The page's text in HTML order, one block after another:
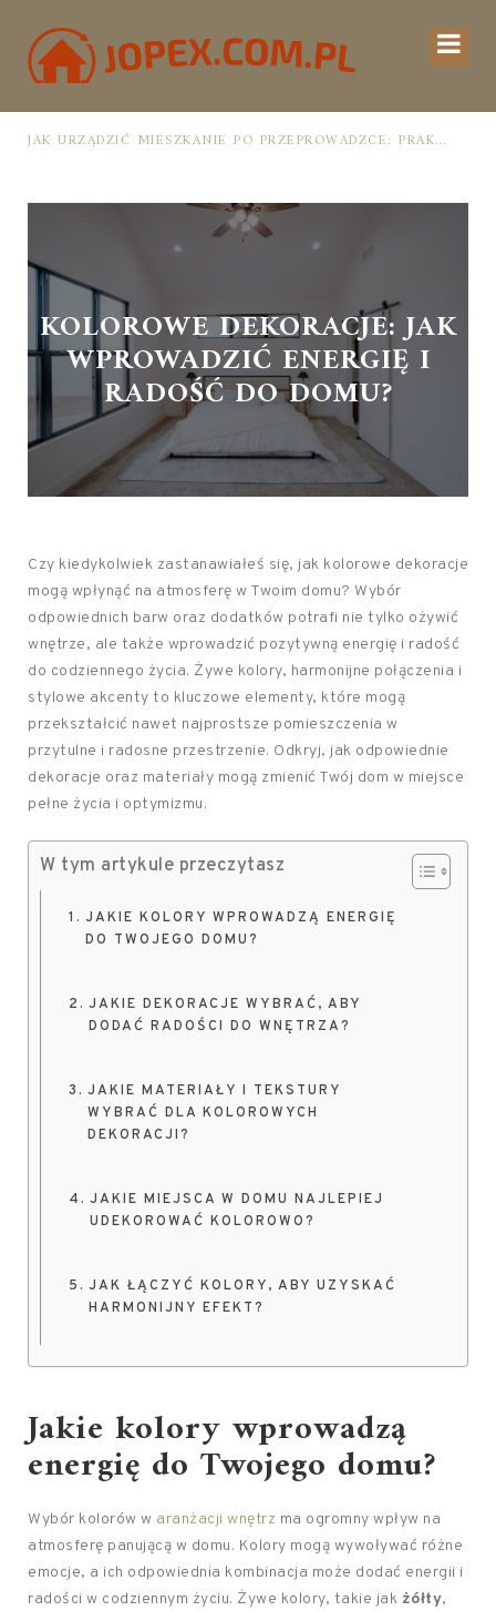
JAK URZĄDZIĆ MIESZKANIE PO PRZEPROWADZCE: PRAKTYCZNY PLAN OD ROZPAKOWANIA DO PRZYTULNEJ PRZESTRZENI
KOLOROWE DEKORACJE: JAK
WPROWADZIĆ ENERGIĘ I
RADOŚĆ DO DOMU?
Czy kiedykolwiek zastanawiałeś się, jak kolorowe dekoracje
mogą wpłynąć na atmosferę w Twoim domu? Wybór
odpowiednich barw oraz dodatków potrafi nie tylko ożywić
wnętrze, ale także wprowadzić pozytywną energię i radość
do codziennego życia. Żywe kolory, harmonijne połączenia i
stylowe akcenty to kluczowe elementy, które mogą
przekształcić nawet najprostsze pomieszczenia w
przytulne i radosne przestrzenie. Odkryj, jak odpowiednie
dekoracje oraz materiały mogą zmienić Twój dom w miejsce
pełne życia i optymizmu.
W tym artykule przeczytasz
JAKIE KOLORY WPROWADZĄ ENERGIĘ
DO TWOJEGO DOMU?
JAKIE DEKORACJE WYBRAĆ, ABY
DODAĆ RADOŚCI DO WNĘTRZA?
JAKIE MATERIAŁY I TEKSTURY
WYBRAĆ DLA KOLOROWYCH
DEKORACJI?
JAKIE MIEJSCA W DOMU NAJLEPIEJ
UDEKOROWAĆ KOLOROWO?
JAK ŁĄCZYĆ KOLORY, ABY UZYSKAĆ
HARMONIJNY EFEKT?
Jakie kolory wprowadzą
energię do Twojego domu?
Wybór kolorów w aranżacji wnętrz ma ogromny wpływ na
atmosferę panującą w domu. Kolory mogą wywoływać różne
emocje, a ich odpowiednia kombinacja może dodać energii i
radości w codziennym życiu. Żywe kolory, takie jak żółty,